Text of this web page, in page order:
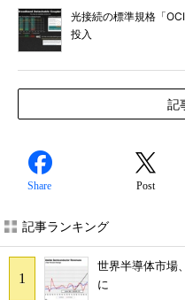
光接続の標準規格「
投入
記
Share Post
記事ランキング
世界半導体市
に